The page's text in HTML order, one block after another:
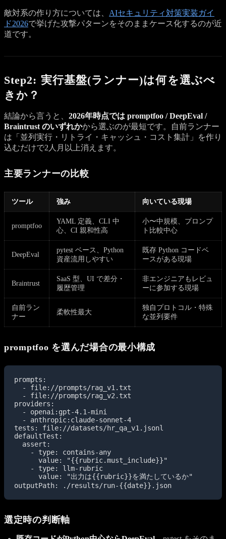
敵対系の作り方については、 AIセキュリティ対策実装ガイ
ド2026で挙げた攻撃パターンをそのままケース化するのが近
道です。
Step2: 実行基盤(ランナー)は何を選ぶべ
きか？
結論から言うと、 2026年時点では promptfoo / DeepEval /
Braintrust のいずれかから選ぶのが最短です。自前ランナー
は「並列実行・リトライ・キャッシュ・コスト集計」を作り
込むだけで2人月以上消えます。
主要ランナーの比較
ツール 強み 向いている現場
promptfoo
YAML 定義、CLI 中
心、CI 親和性高
小〜中規模、プロンプ
ト比較中心
DeepEval
pytest ベース、Python
資産流用しやすい
既存 Python コードベ
ースがある現場
Braintrust
SaaS 型、UI で差分・
履歴管理
非エンジニアもレビュ
ーに参加する現場
自前ラン
ナー
柔軟性最大
独自プロトコル・特殊
な並列要件
promptfoo を選んだ場合の最小構成
prompts:
  - file://prompts/rag_v1.txt
  - file://prompts/rag_v2.txt
providers:
  - openai:gpt-4.1-mini
  - anthropic:claude-sonnet-4
tests: file://datasets/hr_qa_v1.jsonl
defaultTest:
  assert:
    - type: contains-any
      value: "{{rubric.must_include}}"
    - type: llm-rubric
      value: "出力は{{rubric}}を満たしているか"
outputPath: ./results/run-{{date}}.json
選定時の判断軸